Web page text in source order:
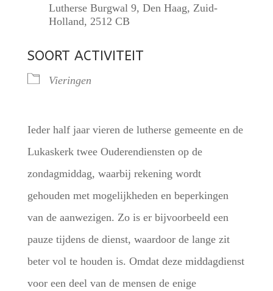
Lutherse Burgwal 9, Den Haag, Zuid-
Holland, 2512 CB
SOORT ACTIVITEIT
Vieringen
Ieder half jaar vieren de lutherse gemeente en de
Lukaskerk twee Ouderendiensten op de
zondagmiddag, waarbij rekening wordt
gehouden met mogelijkheden en beperkingen
van de aanwezigen. Zo is er bijvoorbeeld een
pauze tijdens de dienst, waardoor de lange zit
beter vol te houden is. Omdat deze middagdienst
voor een deel van de mensen de enige